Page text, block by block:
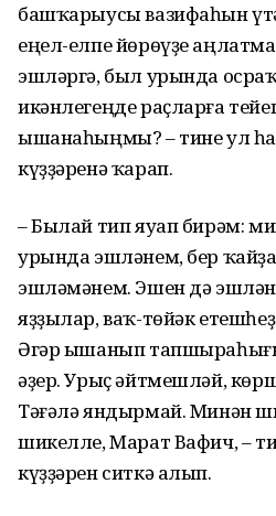
башҡарыусы вазифаһын
еңел-елпе йөрөүҙе
эшләргә, был урында
икәнлегеңде раҫларға
ышанаһыңмы? – тине ул
күҙҙәренә ҡарап.
– Былай тип яуап бирәм:
урында эшләнем, бер
эшләмәнем. Эшен дә
яҙҙылар, ваҡ-төйәк
Әгәр ышанып
әҙер. Урыҫ әйтмешләй,
Тәғәлә яндырмай. Минән
шикелле, Марат Вафич, –
күҙҙәрен ситкә алып.